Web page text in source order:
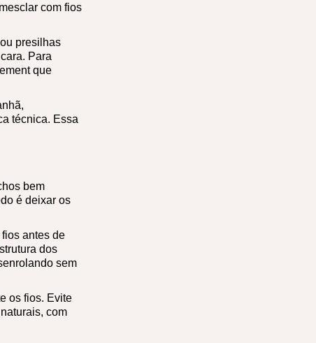
com fios
presilhas
Para
que
técnica. Essa
bem
é deixar os
fios antes de
dos
sem
os fios. Evite
com